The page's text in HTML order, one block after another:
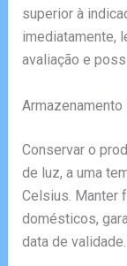
superior à
imediatamente,
avaliação e
Armazenamento
Conservar o
de luz, a uma
Celsius. Manter
domésticos,
data de validade.